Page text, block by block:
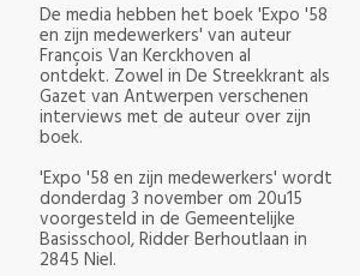
De media hebben het boek 'Expo '58
en zijn medewerkers' van auteur
François Van Kerckhoven al
ontdekt. Zowel in De Streekkrant als
Gazet van Antwerpen verschenen
interviews met de auteur over zijn
boek.
'Expo '58 en zijn medewerkers' wordt
donderdag 3 november om 20u15
voorgesteld in de Gemeentelijke
Basisschool, Ridder Berhoutlaan in
2845 Niel.